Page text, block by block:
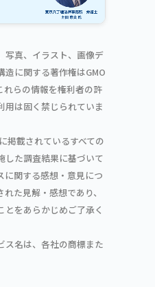
写真、イラスト、画像デ
造に関する著作権はGMO
れらの情報を権利者の許
用は固く禁じられていま
掲載されているすべての
した調査結果に基づいて
に関する感想・意見につ
た見解・感想であり、
をあらかじめご了承く
ス名は、各社の商標また